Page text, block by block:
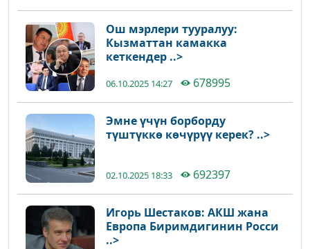
Ош мэрлери тууралуу:
Кызматтан камакка
кеткендер ..>
06.10.2025 14:27 678995
Эмне үчүн борборду
түштүккө көчүрүү керек? ..>
02.10.2025 18:33 692397
Игорь Шестаков: АКШ жана
Европа Биримдигинин Росси
..>